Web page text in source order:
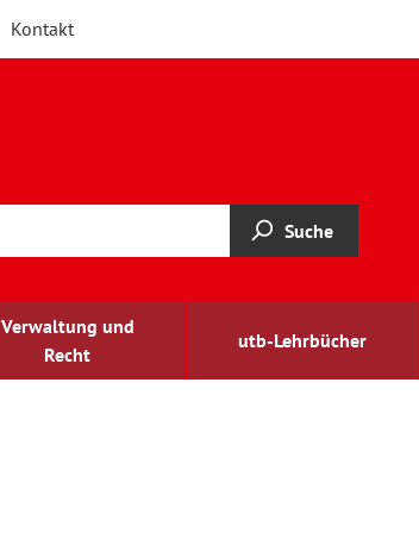
Kontakt
Suche
Verwaltung und
Recht
utb-Lehrbücher